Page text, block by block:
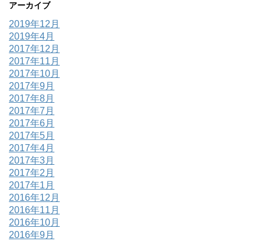
アーカイブ
2019年12月
2019年4月
2017年12月
2017年11月
2017年10月
2017年9月
2017年8月
2017年7月
2017年6月
2017年5月
2017年4月
2017年3月
2017年2月
2017年1月
2016年12月
2016年11月
2016年10月
2016年9月